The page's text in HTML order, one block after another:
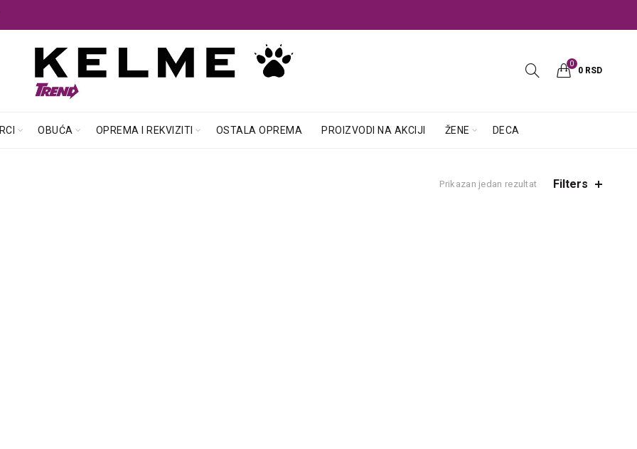
0
0 RSD
OBUĆA OPREMA I REKVIZITI OSTALA OPREMA PROIZVODI NA AKCIJI ŽENE DECA
Prikazan jedan rezultat Filters